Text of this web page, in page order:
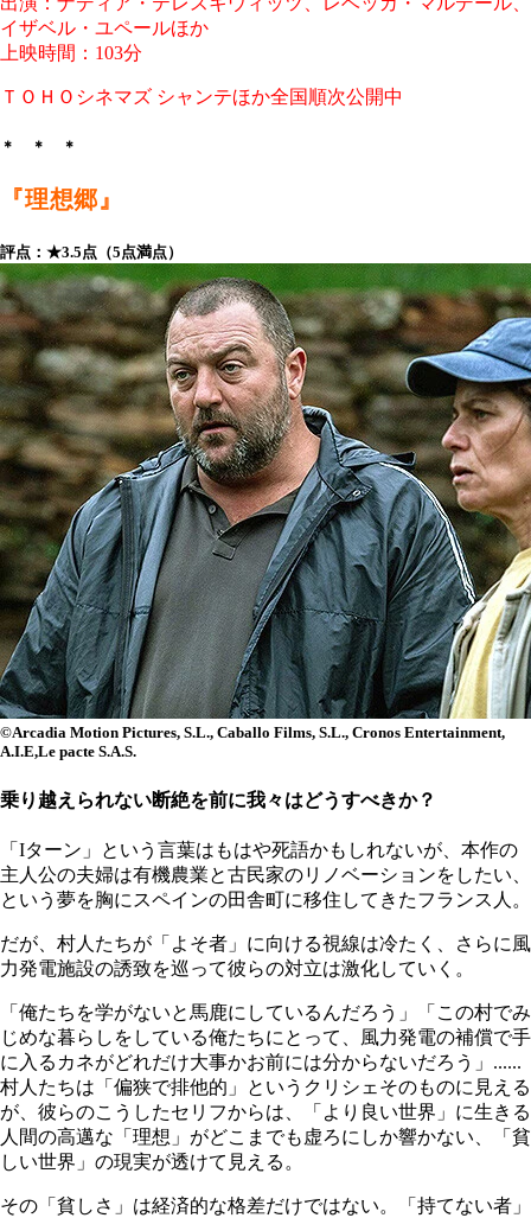
イザベル・ユペールほか
上映時間：103分
ＴＯＨＯシネマズ シャンテほか全国順次公開中
＊ ＊ ＊
『理想郷』
評点：★3.5点（5点満点）
©Arcadia Motion Pictures, S.L., Caballo Films, S.L., Cronos Entertainment,
A.I.E,Le pacte S.A.S.
乗り越えられない断絶を前に我々はどうすべきか？
「Iターン」という言葉はもはや死語かもしれないが、本作の
主人公の夫婦は有機農業と古民家のリノベーションをしたい、
という夢を胸にスペインの田舎町に移住してきたフランス人。
だが、村人たちが「よそ者」に向ける視線は冷たく、さらに風
力発電施設の誘致を巡って彼らの対立は激化していく。
「俺たちを学がないと馬鹿にしているんだろう」「この村でみ
じめな暮らしをしている俺たちにとって、風力発電の補償で手
に入るカネがどれだけ大事かお前には分からないだろう」......
村人たちは「偏狭で排他的」というクリシェそのものに見える
が、彼らのこうしたセリフからは、「より良い世界」に生きる
人間の高邁な「理想」がどこまでも虚ろにしか響かない、「貧
しい世界」の現実が透けて見える。
その「貧しさ」は経済的な格差だけではない。「持てない者」